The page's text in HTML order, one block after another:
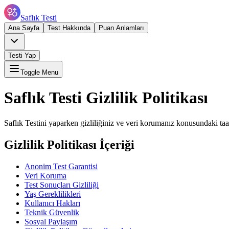
Saflık Testi
Ana Sayfa Test Hakkında Puan Anlamları
Testi Yap
Toggle Menu
Saflık Testi Gizlilik Politikası
Saflık Testini yaparken gizliliğiniz ve veri korumanız konusundaki
Gizlilik Politikası İçeriği
Anonim Test Garantisi
Veri Koruma
Test Sonuçları Gizliliği
Yaş Gereklilikleri
Kullanıcı Hakları
Teknik Güvenlik
Sosyal Paylaşım